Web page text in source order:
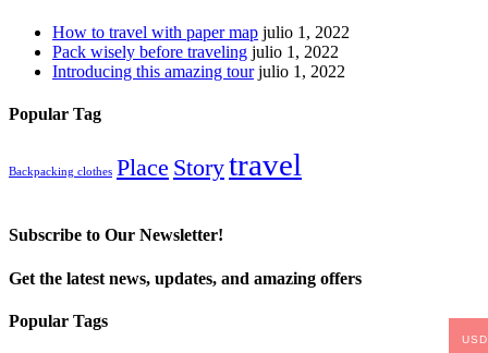
How to travel with paper map julio 1, 2022
Pack wisely before traveling julio 1, 2022
Introducing this amazing tour julio 1, 2022
Popular Tag
Backpacking clothes Place Storytravel
Subscribe to Our Newsletter!
Get the latest news, updates, and amazing offers
Popular Tags
USD